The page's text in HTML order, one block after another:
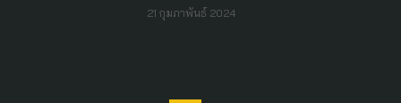
21 กุมภาพันธ์ 2024